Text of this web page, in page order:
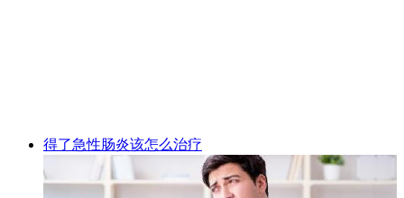
得了急性肠炎该怎么治疗